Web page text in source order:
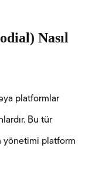
Nasıl
platformlar
Bu tür
yönetimi platform